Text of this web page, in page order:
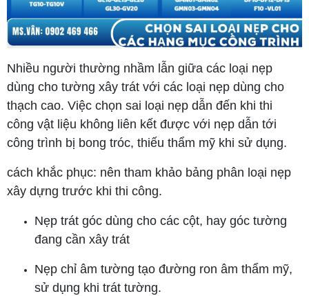
Nhiều người thường nhầm lẫn giữa các loại nẹp
dùng cho tường xây trát với các loại nẹp dùng cho
thạch cao. Việc chọn sai loại nẹp dẫn đến khi thi
công vật liệu không liên kết được với nẹp dẫn tới
công trình bị bong tróc, thiếu thẩm mỹ khi sử dụng.
cách khắc phục: nên tham khảo bảng phân loại nẹp
xây dựng trước khi thi công.
Nẹp trát góc dùng cho các cột, hay góc tường
đang cần xây trát
Nẹp chỉ âm tường tạo đường ron âm thẩm mỹ,
sử dụng khi trát tường.